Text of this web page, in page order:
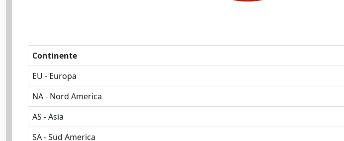
Continente
EU - Europa
NA - Nord America
AS - Asia
SA - Sud America